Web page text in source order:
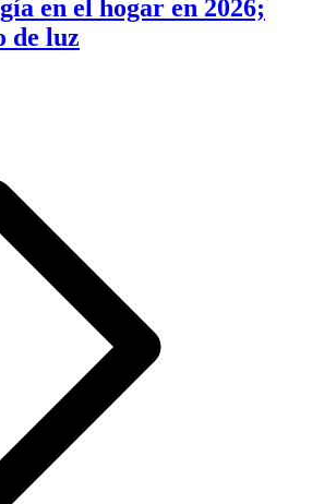
en el hogar en 2026;
de luz